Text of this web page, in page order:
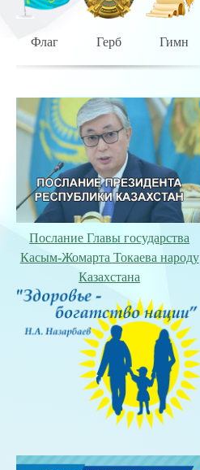
Флаг Герб Гимн
Послание Главы государства
Касым-Жомарта Токаева народу
Казахстана